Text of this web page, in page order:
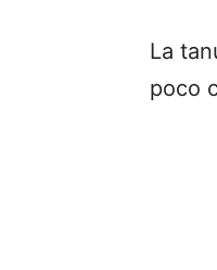
La
poco